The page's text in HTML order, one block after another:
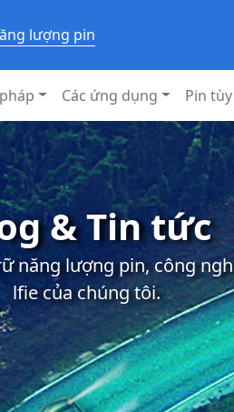
lượng pin
Các ứng dụng Pin
& Tin tức
lượng pin, công
lfie của chúng tôi.